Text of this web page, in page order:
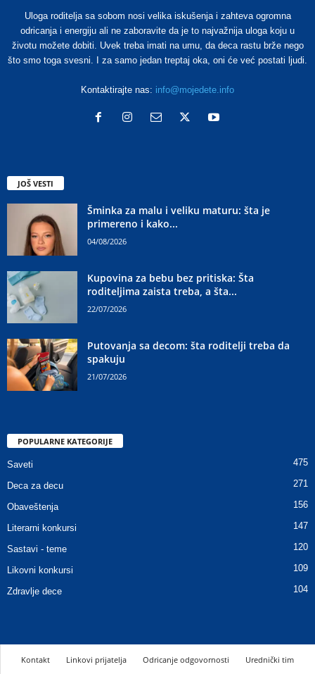
Uloga roditelja sa sobom nosi velika iskušenja i zahteva ogromna
odricanja i energiju ali ne zaboravite da je to najvažnija uloga koju u
životu možete dobiti. Uvek treba imati na umu, da deca rastu brže nego
što smo toga svesni. I za samo jedan treptaj oka, oni će već postati ljudi.
Kontaktirajte nas: info@mojedete.info
JOŠ VESTI
Šminka za malu i veliku maturu: šta je
primereno i kako...
04/08/2026
Kupovina za bebu bez pritiska: Šta
roditeljima zaista treba, a šta...
22/07/2026
Putovanja sa decom: šta roditelji treba da
spakuju
21/07/2026
POPULARNE KATEGORIJE
Saveti 475
Deca za decu 271
Obaveštenja 156
Literarni konkursi 147
Sastavi - teme 120
Likovni konkursi 109
Zdravlje dece 104
Kontakt Linkovi prijatelja Odricanje odgovornosti Urednički tim